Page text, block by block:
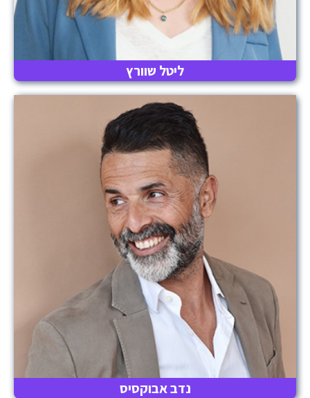
ליטל שוורץ
נדב אבוקסיס